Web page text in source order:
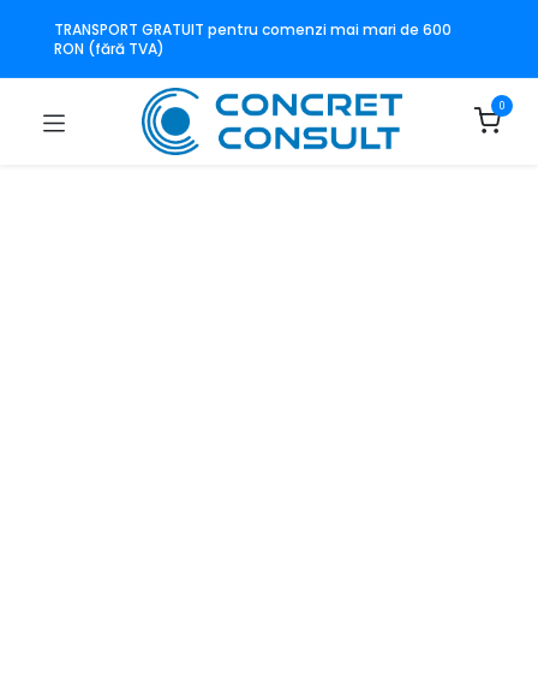
TRANSPORT GRATUIT pentru comenzi mai mari de 600
RON (fără TVA)
0